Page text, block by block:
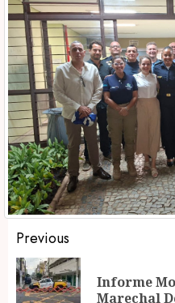
Post
navigation
Previous
Informe
Marechal